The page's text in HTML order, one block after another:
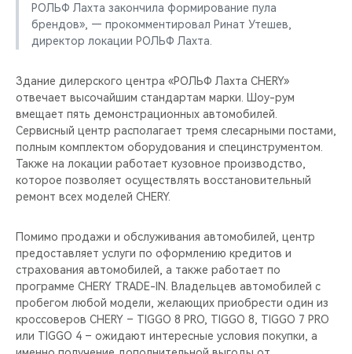
РОЛЬФ Лахта закончила формирование пула
брендов», — прокомментировал Ринат Утешев,
директор локации РОЛЬФ Лахта.
Здание дилерского центра «РОЛЬФ Лахта CHERY»
отвечает высочайшим стандартам марки. Шоу-рум
вмещает пять демонстрационных автомобилей.
Сервисный центр располагает тремя слесарными постами,
полным комплектом оборудования и специнструментом.
Также на локации работает кузовное производство,
которое позволяет осуществлять восстановительный
ремонт всех моделей CHERY.
Помимо продажи и обслуживания автомобилей, центр
предоставляет услуги по оформлению кредитов и
страхования автомобилей, а также работает по
программе CHERY TRADE-IN. Владельцев автомобилей с
пробегом любой модели, желающих приобрести один из
кроссоверов CHERY – TIGGO 8 PRO, TIGGO 8, TIGGO 7 PRO
или TIGGO 4 – ожидают интересные условия покупки, а